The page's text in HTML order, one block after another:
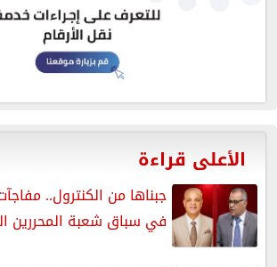
الأعلى قراءة
جبناها من الكنترول..
في سباق شعبة المحررين